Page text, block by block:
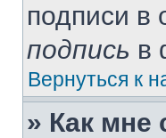
подписи
подпись в
Вернуться к
» Как мне